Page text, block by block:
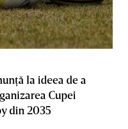
la ideea de a
Cupei
din 2035